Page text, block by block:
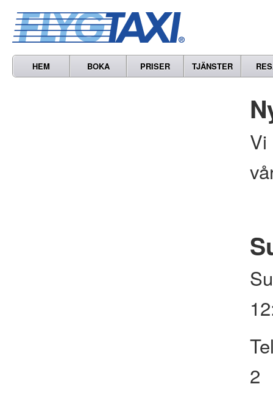
HEM BOKA PRISER TJÄNSTER
Vi
2